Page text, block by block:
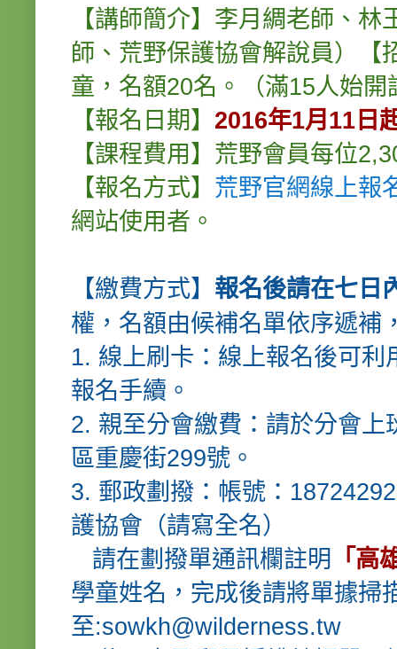
【講師簡介】李月綢老師、
師、荒野保護協會解說員）
童，名額20名。（滿15人始開
【報名日期】 2016年1月11日
【課程費用】荒野會員每位
【報名方式】 荒野官網線上報
網站使用者。
【繳費方式】 報名後請在七日
權，名額由候補名單依序
1. 線上刷卡：線上報名後可
報名手續。
2. 親至分會繳費：請於分會
區重慶街299號。
3. 郵政劃撥：帳號：
護協會（請寫全名）
請在劃撥單通訊欄註明 「
學童姓名，完成後請將單據掃
至:sowkh@wilderness.tw